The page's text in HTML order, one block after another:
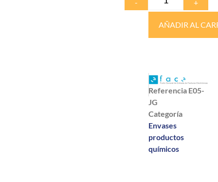
- +
AÑADIR AL
Referencia E05-
JG
Categoría
Envases
productos
químicos